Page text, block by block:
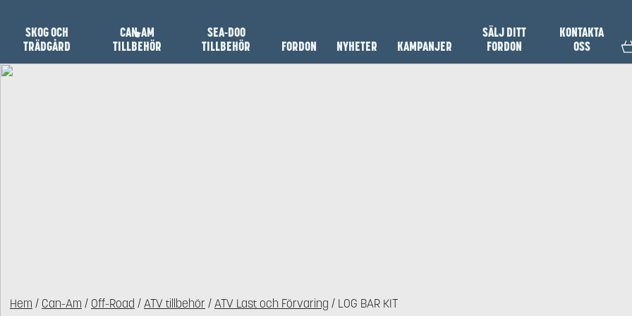
SKOG OCH
TRÄDGÅRD
CAN-AM
TILLBEHÖR
SEA-DOO
TILLBEHÖR
FORDON NYHETER KAMPANJER
SÄLJ DITT
FORDON
KONTAKTA
OSS
Hem / Can-Am / Off-Road /ATV tillbehör /ATV Last och Förvaring / LOG BAR KIT